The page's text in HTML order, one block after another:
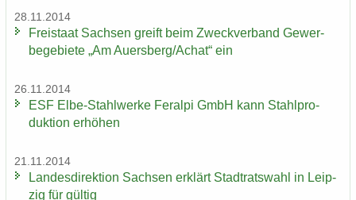
28.11.2014
Frei­staat Sach­sen greift beim Zweck­ver­band Ge­wer­
be­ge­bie­te „Am Au­ers­berg/Achat“ ein
26.11.2014
ESF Elbe-​Stahlwerke Fer­al­pi GmbH kann Stahl­pro­
duk­ti­on er­hö­hen
21.11.2014
Lan­des­di­rek­ti­on Sach­sen er­klärt Stadt­rats­wahl in Leip­
zig für gül­tig